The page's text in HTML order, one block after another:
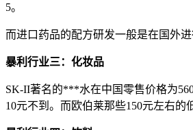
5。
而进口药品的配方研发一般是在国外
暴利行业三：化妆品
SK-II著名的***水在中国零售价格为
10元不到。而欧伯莱那些150元左右的